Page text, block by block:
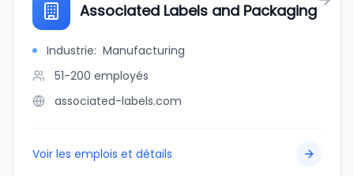
Associated Labels and Packaging
Industrie: Manufacturing
51-200 employés
associated-labels.com
Voir les emplois et détails